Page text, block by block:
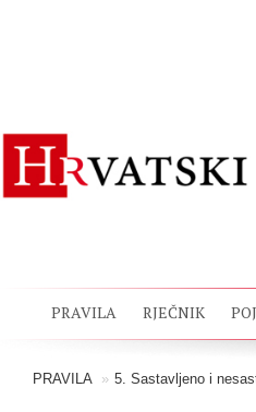
PRAVILA RJEČNIK
PRAVILA » 5. Sastavljeno i